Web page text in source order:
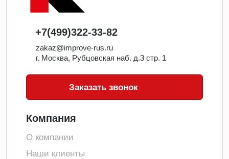
+7(499)322-33-82
zakaz@improve-rus.ru
г. Москва, Рубцовская наб. д.3 стр. 1
Заказать звонок
Компания
О компании
Наши клиенты